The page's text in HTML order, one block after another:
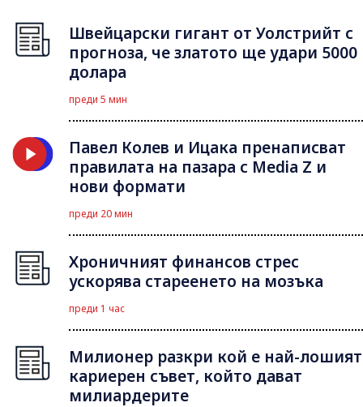
Швейцарски гигант от Уолстрийт с
прогноза, че златото ще удари 5000
долара
преди 5 мин
Павел Колев и Ицака пренаписват
правилата на пазара с Media Z и
нови формати
преди 20 мин
Хроничният финансов стрес
ускорява стареенето на мозъка
преди 1 час
Милионер разкри кой е най-лошият
кариерен съвет, който дават
милиардерите